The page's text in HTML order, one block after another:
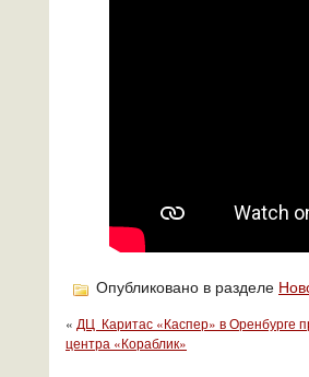
Опубликовано в разделе
« ДЦ Каритас «Каспер» в Оренбурге
центра «Кораблик»